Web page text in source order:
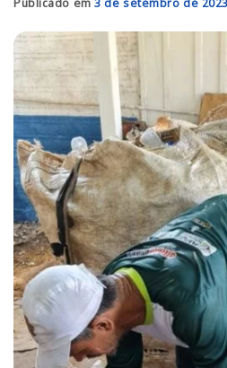
Publicado em3 de setembro de 2023